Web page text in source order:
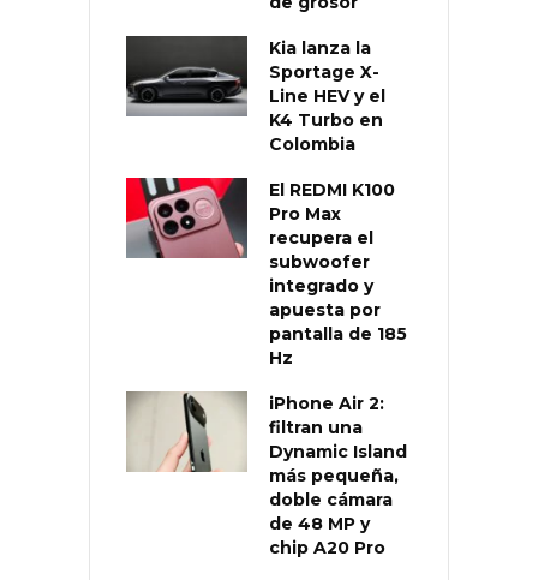
Kia lanza la
Sportage X-
Line HEV y el
K4 Turbo en
Colombia
El REDMI K100
Pro Max
recupera el
subwoofer
integrado y
apuesta por
pantalla de 185
Hz
iPhone Air 2:
filtran una
Dynamic Island
más pequeña,
doble cámara
de 48 MP y
chip A20 Pro